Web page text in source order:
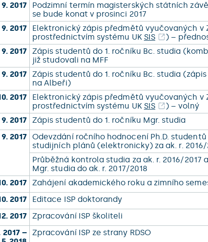
2017
Podzimní termín magisterských státních
se bude konat v prosinci 2017
9. 2017
Elektronický zápis předmětů vyučovaných
prostřednictvím systému UK SIS
) –
9. 2017 Zápis studentů do 1. ročníku Bc. studia
již studovali na MFF
9. 2017 Zápis studentů do 1. ročníku Bc. studia
na Albeři)
2017
Elektronický zápis předmětů vyučovaných
prostřednictvím systému UK SIS
) – volný
2017 Zápis studentů do 1. ročníku Mgr. studia
2017 Odevzdání ročního hodnocení Ph.D.
studijních plánů (elektronicky) za ak. r. 2016/
Průběžná kontrola studia za ak. r. 2016/2017
Mgr. studia do ak. r. 2017/2018
2017 Zahájení akademického roku a zimního
2017
Editace ISP doktorandy
2017 Zpracování ISP školiteli
2017 – Zpracování ISP ze strany RDSO